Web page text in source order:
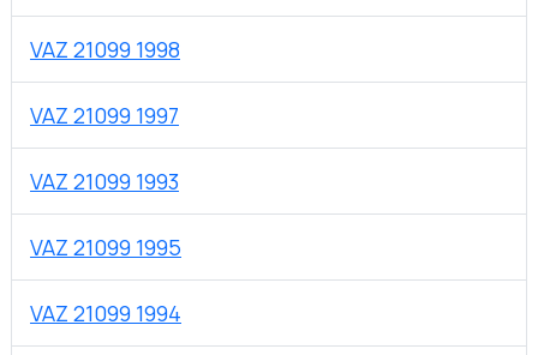
VAZ 21099 1998
VAZ 21099 1997
VAZ 21099 1993
VAZ 21099 1995
VAZ 21099 1994